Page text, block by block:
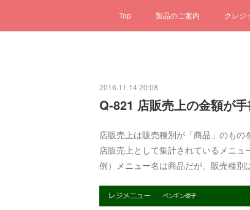
Top 製品のご案内 クレジ
2016.11.14 20:08
Q-821 店販売上の金額が
店販売上は販売種別が「商品」のもの
店販売上として集計されているメニュ
例）メニュー名は商品だが、販売種別